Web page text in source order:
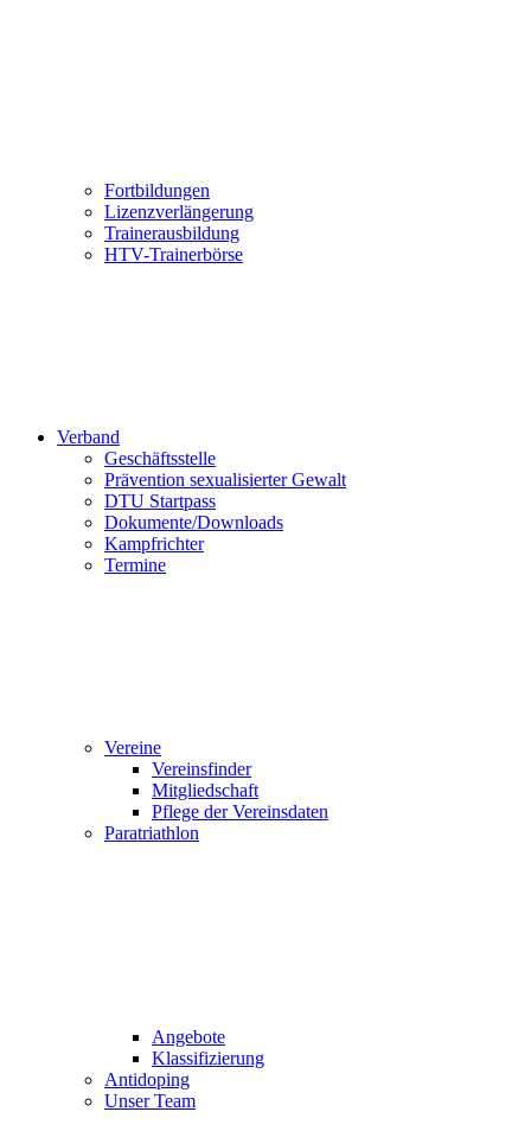
Fortbildungen
Lizenzverlängerung
Trainerausbildung
HTV-Trainerbörse
Verband
Geschäftsstelle
Prävention sexualisierter Gewalt
DTU Startpass
Dokumente/Downloads
Kampfrichter
Termine
Vereine
Vereinsfinder
Mitgliedschaft
Pflege der Vereinsdaten
Paratriathlon
Angebote
Klassifizierung
Antidoping
Unser Team